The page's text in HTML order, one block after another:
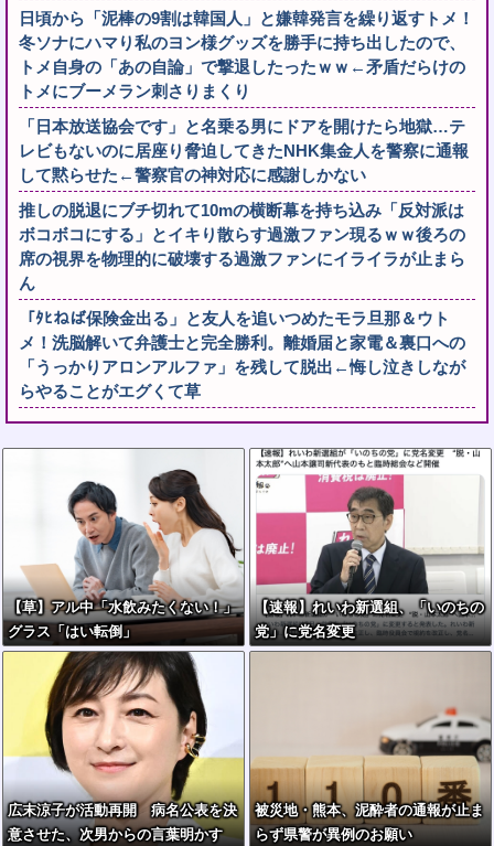
日頃から「泥棒の9割は韓国人」と嫌韓発言を繰り返すトメ！
冬ソナにハマり私のヨン様グッズを勝手に持ち出したので、
トメ自身の「あの自論」で撃退したったｗｗ←矛盾だらけの
トメにブーメラン刺さりまくり
「日本放送協会です」と名乗る男にドアを開けたら地獄…テ
レビもないのに居座り脅迫してきたNHK集金人を警察に通報
して黙らせた←警察官の神対応に感謝しかない
推しの脱退にブチ切れて10mの横断幕を持ち込み「反対派は
ボコボコにする」とイキり散らす過激ファン現るｗｗ後ろの
席の視界を物理的に破壊する過激ファンにイライラが止まら
ん
「ﾀﾋねば保険金出る」と友人を追いつめたモラ旦那＆ウト
メ！洗脳解いて弁護士と完全勝利。離婚届と家電＆裏口への
「うっかりアロンアルファ」を残して脱出←悔し泣きしなが
らやることがエグくて草
【草】アル中「水飲みたくない！」
グラス「はい転倒」
【速報】れいわ新選組、「いのちの
党」に党名変更
広末涼子が活動再開 病名公表を決
意させた、次男からの言葉明かす
被災地・熊本、泥酔者の通報が止ま
らず県警が異例のお願い